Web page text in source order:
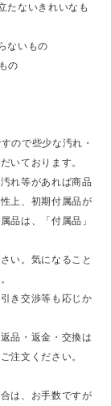
たないきれいなも
ないもの
の
ので些少な汚れ・
いております。
れ等があれば商品
上、初期付属品が
品は、「付属品」
い。気になること
き交渉等も応じか
品・返金・交換は
注文ください。
は、お手数ですが